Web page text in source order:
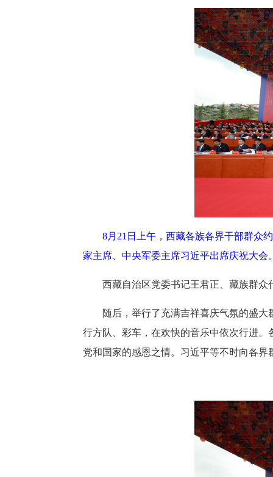
8月21日上午，西藏各族各界干部群众
家主席、中央军委主席习近平出席庆祝大
西藏自治区党委书记王君正、藏族群众
随后，举行了充满吉祥喜庆气氛的盛大
行方队、彩车，在欢快的音乐中依次行进
党和国家的感恩之情。习近平等不时向各界